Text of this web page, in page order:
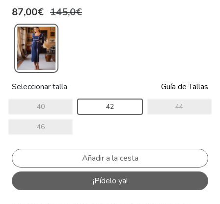
87,00€ 145,0€
Seleccionar talla Guía de Tallas
40 42 44
46
¡Pídelo ya!